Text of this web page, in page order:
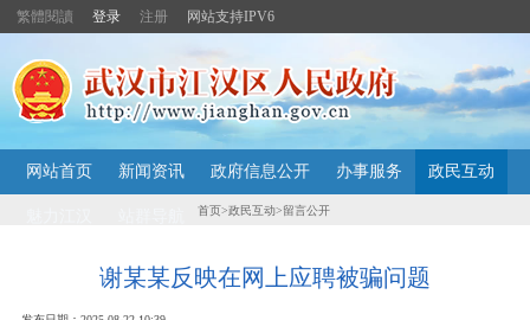
繁體閱讀 登录 注册 网站支持IPV6
网站首页 新闻资讯 政府信息公开 办事服务 政民互动
首页>政民互动>留言公开
谢某某反映在网上应聘被骗问题